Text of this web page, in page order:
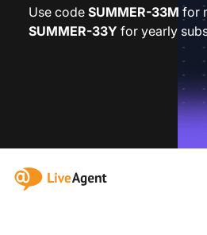
Use code SUMMER-33M for
SUMMER-33Y for yearly
:site.title